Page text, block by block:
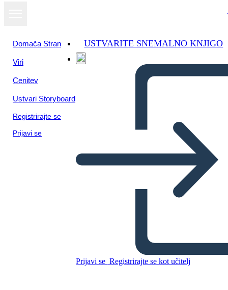
Domača Stran
Viri
Cenitev
Ustvari Storyboard
Registrirajte se
Prijavi se
USTVARITE SNEMALNO KNJIGO
Prijavi se Registrirajte se kot učitelj